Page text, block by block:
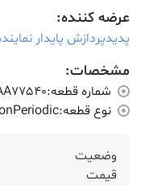
عرضه کننده:
پدیدپردازش پایدار
مشخصات:
شماره قطعه:
نوع قطعه:
وضعیت
قیمت